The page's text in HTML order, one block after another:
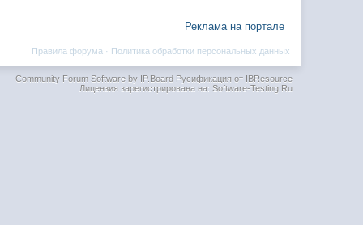
Реклама на портале
Политика обработки персональных данных
Правила форума ·
Community Forum Software by IP.BoardРусификация от IBResource
Лицензия зарегистрирована на: Software-Testing.Ru